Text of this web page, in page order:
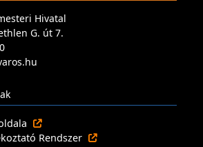
Hivatal
G. út 7.
Rendszer